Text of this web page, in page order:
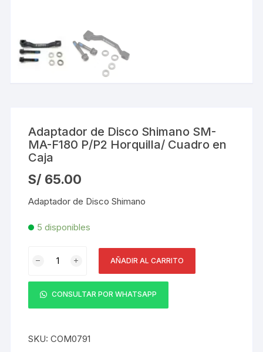
Adaptador de Disco Shimano SM-
MA-F180 P/P2 Horquilla/ Cuadro en
Caja
S/ 65.00
Adaptador de Disco Shimano
5 disponibles
Disco
Shimano
SM-
F180
AÑADIR AL CARRITO
CONSULTAR POR WHATSAPP
SKU:COM0791